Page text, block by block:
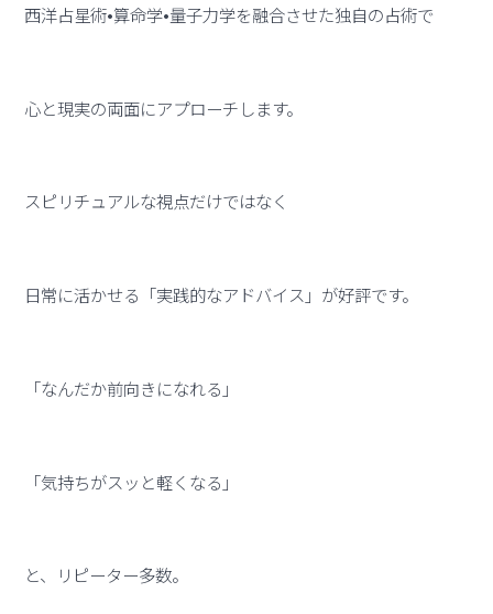
西洋占星術•算命学•量子力学を融合させた独自の占術で
心と現実の両面にアプローチします。
スピリチュアルな視点だけではなく
日常に活かせる「実践的なアドバイス」が好評です。
「なんだか前向きになれる」
「気持ちがスッと軽くなる」
と、リピーター多数。